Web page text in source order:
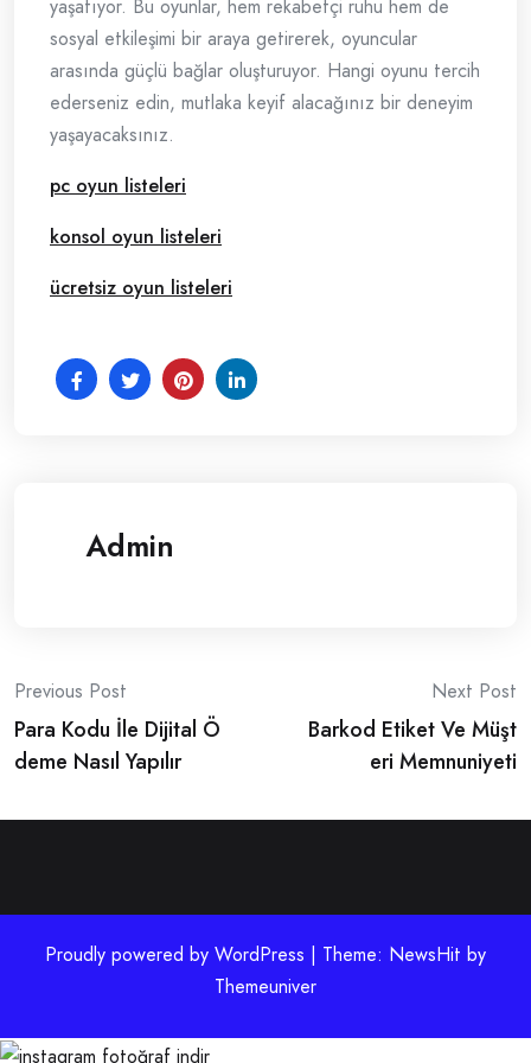
yaşatıyor. Bu oyunlar, hem rekabetçi ruhu hem de
sosyal etkileşimi bir araya getirerek, oyuncular
arasında güçlü bağlar oluşturuyor. Hangi oyunu tercih
ederseniz edin, mutlaka keyif alacağınız bir deneyim
yaşayacaksınız.
pc oyun listeleri
konsol oyun listeleri
ücretsiz oyun listeleri
Admin
Post
navigation
Previous Post
Para Kodu İle Dijital Ö
deme Nasıl Yapılır
Next Post
Barkod Etiket Ve Müşt
eri Memnuniyeti
Proudly powered by WordPress | Theme: NewsHit by
Themeuniver